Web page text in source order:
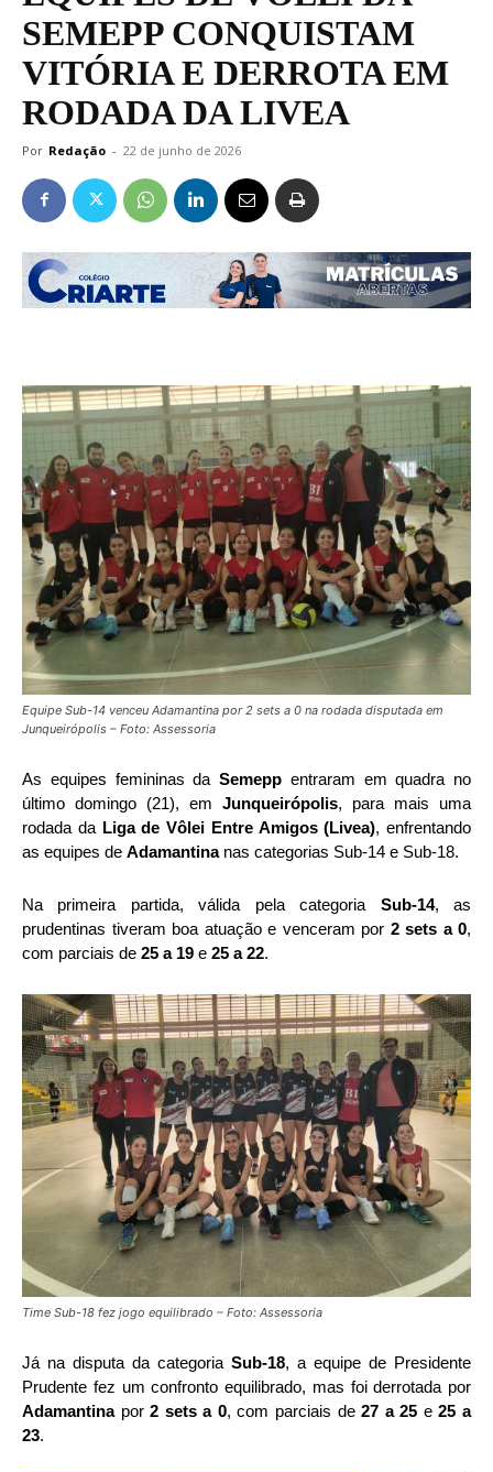
SEMEPP CONQUISTAM
VITÓRIA E DERROTA EM
RODADA DA LIVEA
Por Redação - 22 de junho de 2026
Equipe Sub-14 venceu Adamantina por 2 sets a 0 na rodada disputada em
Junqueirópolis – Foto: Assessoria
As equipes femininas da Semepp entraram em quadra no
último domingo (21), em Junqueirópolis, para mais uma
rodada da Liga de Vôlei Entre Amigos (Livea), enfrentando
as equipes de Adamantinanas categorias Sub-14 e Sub-18.
Na primeira partida, válida pela categoria Sub-14, as
prudentinas tiveram boa atuação e venceram por 2 sets a 0,
com parciais de 25 a 19 e 25 a 22.
Time Sub-18 fez jogo equilibrado – Foto: Assessoria
Já na disputa da categoria Sub-18, a equipe de Presidente
Prudente fez um confronto equilibrado, mas foi derrotada por
Adamantinapor2 sets a 0, com parciais de27 a 25 e25 a
23.